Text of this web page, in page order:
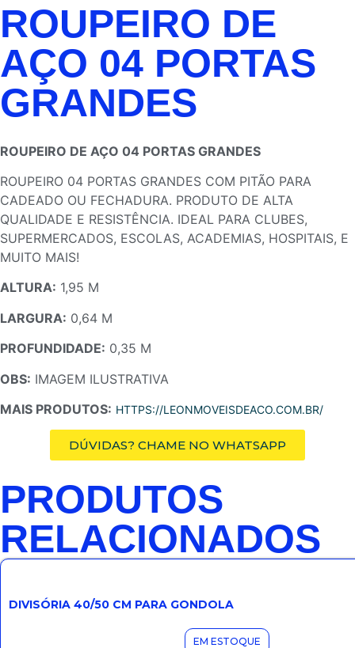
ROUPEIRO DE
AÇO 04 PORTAS
GRANDES
ROUPEIRO DE AÇO 04 PORTAS GRANDES
ROUPEIRO 04 PORTAS GRANDES COM PITÃO PARA
CADEADO OU FECHADURA. PRODUTO DE ALTA
QUALIDADE E RESISTÊNCIA. IDEAL PARA CLUBES,
SUPERMERCADOS, ESCOLAS, ACADEMIAS, HOSPITAIS, E
MUITO MAIS!
ALTURA: 1,95 M
LARGURA: 0,64 M
PROFUNDIDADE: 0,35 M
OBS: IMAGEM ILUSTRATIVA
MAIS PRODUTOS: HTTPS://LEONMOVEISDEACO.COM.BR/
DÚVIDAS? CHAME NO WHATSAPP
PRODUTOS
RELACIONADOS
DIVISÓRIA 40/50 CM PARA GONDOLA
EM ESTOQUE